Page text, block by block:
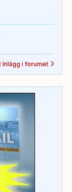
inlägg i forumet